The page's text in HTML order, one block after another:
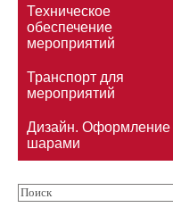
Техническое
обеспечение
мероприятий
Транспорт для
мероприятий
Дизайн. Оформление
шарами